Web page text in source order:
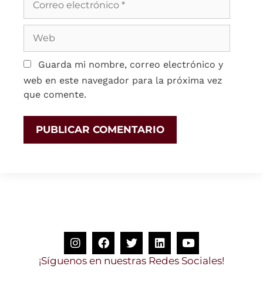
Guarda mi nombre, correo electrónico y
web en este navegador para la próxima vez
que comente.
¡Síguenos en nuestras Redes Sociales